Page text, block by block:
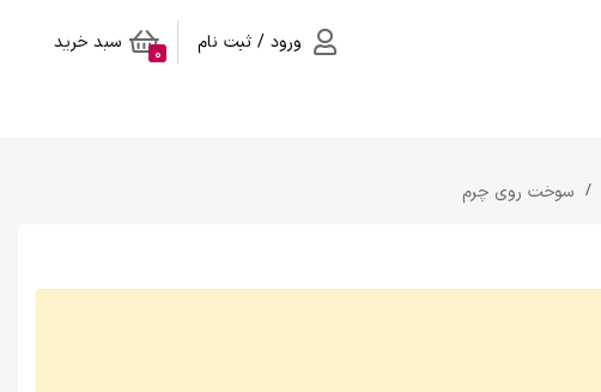
ورود / ثبت نام سبد خرید
0
سوخت روی چرم